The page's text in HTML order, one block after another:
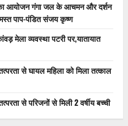
का आयोजन गंगा जल के आचमन और दर्शन
पाप-पंडित संजय कृष्ण
मेला व्यवस्था पटरी पर,यातायात
से घायल महिला को मिला तत्काल
से परिजनों से मिली 2 वर्षीय बच्ची